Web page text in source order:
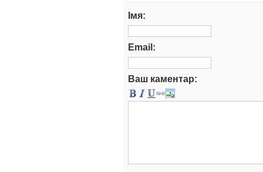
Iмя:
Email:
Ваш каментар: